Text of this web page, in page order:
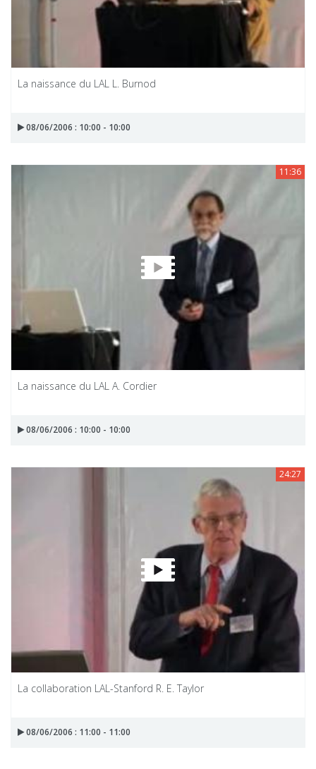
La naissance du LAL L. Burnod
08/06/2006 : 10:00 - 10:00
11:36
La naissance du LAL A. Cordier
08/06/2006 : 10:00 - 10:00
24:27
La collaboration LAL-Stanford R. E. Taylor
08/06/2006 : 11:00 - 11:00